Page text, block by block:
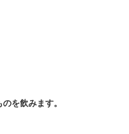
を飲みます。